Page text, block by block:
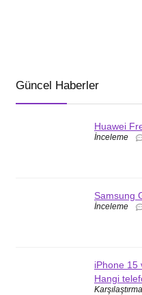
Güncel Haberler
Huawei
İnceleme
Samsung
İnceleme
iPhone 15
Hangi
Karşılaştırma